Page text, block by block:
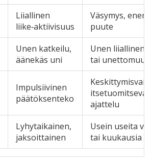
Liiallinen
liike‑aktiivisuus
Väsymys,
puute
Unen katkeilu,
äänekäs uni
Unen liiallinen
tai unettomuus
Impulsiivinen
päätöksenteko
itsetuomitseva
ajattelu
Lyhytaikainen,
jaksoittainen
Usein useita
tai kuukausia